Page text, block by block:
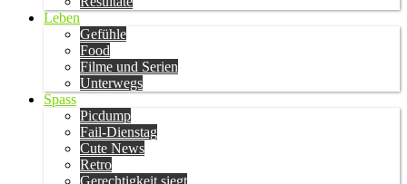
Leben
Gefühle
Food
Filme und Serien
Unterwegs
Spass
Picdump
Fail-Dienstag
Cute News
Retro
Gerechtigkeit siegt